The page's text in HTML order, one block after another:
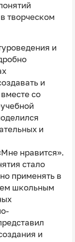
творческом
и
и
со
и
нравится».
стало
применять в
школьным
и